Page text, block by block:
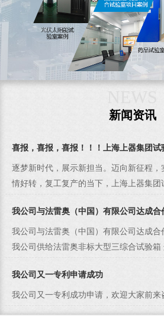
新闻资讯
喜报，喜报，喜报！！！上海上器集团
逐梦新时代，展示新担当。迈向新征程
情好转，复工复产的当下，上海上器集团
上海古猗园经济城先进企业光荣册”。对
定了我们企业发展的信心，永攀环试行业
我公司与法雷奥（中国）有限公司达成合
我公司与法雷奥（中国）有限公司达成
我公司供给法雷奥非标大型三综合试验箱
我公司又一专利申请成功
我公司又一专利成功申请，欢迎大家前来